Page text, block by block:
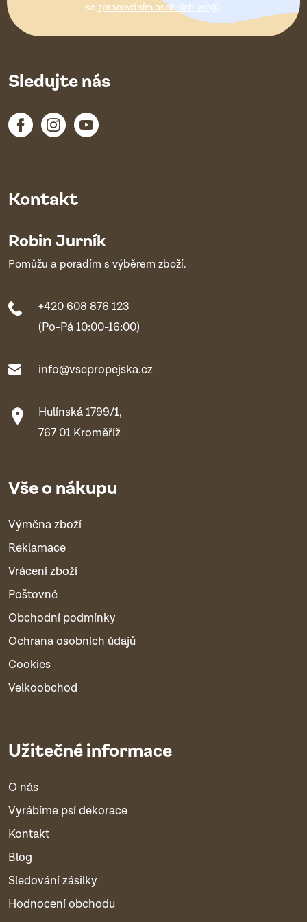
se zpracováním osobních údajů.
Kontakt
Robin Jurník
Pomůžu a poradím s výběrem zboží.
+420 608 876 123
(Po-Pá 10:00-16:00)
info@vsepropejska.cz
Hulínská 1799/1,
767 01 Kroměříž
Vše o nákupu
Výměna zboží
Reklamace
Vrácení zboží
Poštovné
Obchodní podmínky
Ochrana osobních údajů
Cookies
Velkoobchod
Užitečné informace
O nás
Vyrábíme psí dekorace
Kontakt
Blog
Sledování zásilky
Hodnocení obchodu
Sledujte nás